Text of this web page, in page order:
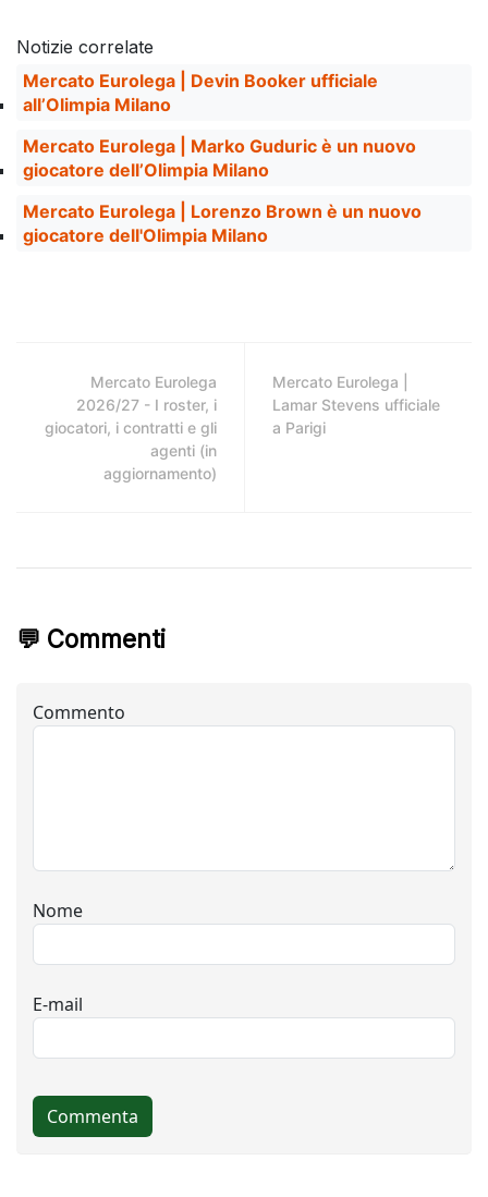
Notizie correlate
Mercato Eurolega | Devin Booker ufficiale
all’Olimpia Milano
Mercato Eurolega | Marko Guduric è un nuovo
giocatore dell’Olimpia Milano
Mercato Eurolega | Lorenzo Brown è un nuovo
giocatore dell'Olimpia Milano
Mercato Eurolega
2026/27 - I roster, i
giocatori, i contratti e gli
agenti (in
aggiornamento)
Mercato Eurolega |
Lamar Stevens ufficiale
a Parigi
💬 Commenti